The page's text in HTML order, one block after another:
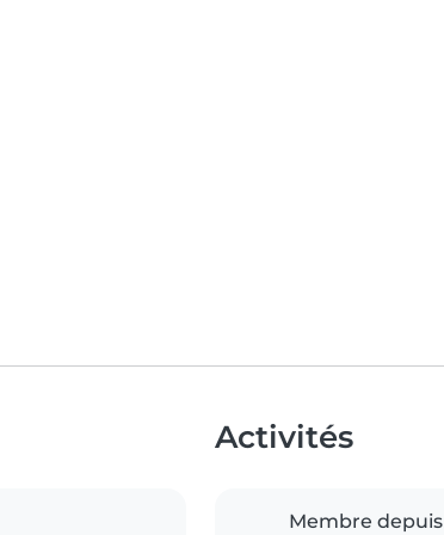
Activités
Membre depuis